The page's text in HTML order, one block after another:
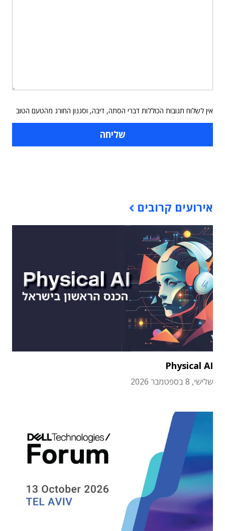
אין לשלוח תגובות הכוללות דברי הסתה, דיבה, וסגנון החורג מהטעם הטוב
אירועים קרובים
Physical AI
שלישי, 8 בספטמבר 2026